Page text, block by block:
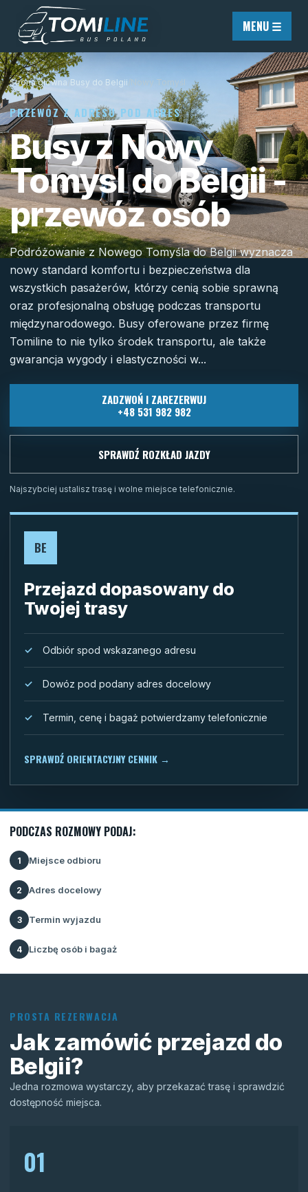
Przejdź do treści
MENU ☰
Strona główna Busy do Belgii Nowy Tomyśl
PRZEWÓZ Z ADRESU POD ADRES
Busy z Nowy
Tomysl do Belgii -
przewóz osób
Podróżowanie z Nowego Tomyśla do Belgii wyznacza
nowy standard komfortu i bezpieczeństwa dla
wszystkich pasażerów, którzy cenią sobie sprawną
oraz profesjonalną obsługę podczas transportu
międzynarodowego. Busy oferowane przez firmę
Tomiline to nie tylko środek transportu, ale także
gwarancja wygody i elastyczności w...
ZADZWOŃ I ZAREZERWUJ
+48 531 982 982
SPRAWDŹ ROZKŁAD JAZDY
Najszybciej ustalisz trasę i wolne miejsce telefonicznie.
BE
Przejazd dopasowany do
Twojej trasy
Odbiór spod wskazanego adresu
Dowóz pod podany adres docelowy
Termin, cenę i bagaż potwierdzamy telefonicznie
SPRAWDŹ ORIENTACYJNY CENNIK →
PODCZAS ROZMOWY PODAJ:
1 Miejsce odbioru
2 Adres docelowy
3 Termin wyjazdu
4 Liczbę osób i bagaż
PROSTA REZERWACJA
Jak zamówić przejazd do
Belgii?
Jedna rozmowa wystarczy, aby przekazać trasę i sprawdzić
dostępność miejsca.
01